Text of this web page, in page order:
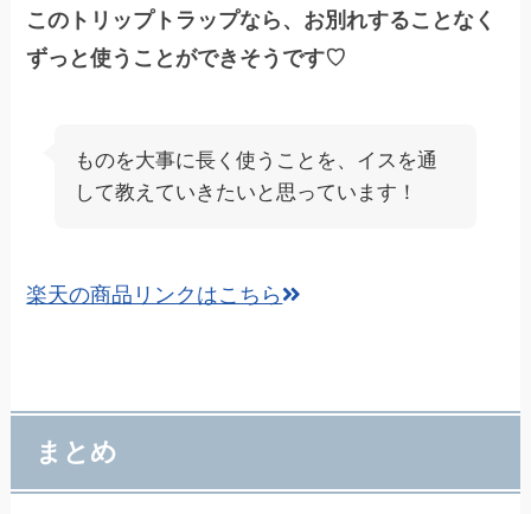
このトリップトラップなら、お別れすることなく
ずっと使うことができそうです♡
ものを大事に長く使うことを、イスを通
して教えていきたいと思っています！
楽天の商品リンクはこちら
まとめ